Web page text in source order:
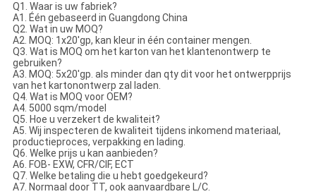
Q1. Waar is uw fabriek?
A1. Één gebaseerd in Guangdong China
Q2. Wat in uw MOQ?
A2. MOQ: 1x20'gp, kan kleur in één container mengen.
Q3. Wat is MOQ om het karton van het klantenontwerp te
gebruiken?
A3. MOQ: 5x20'gp. als minder dan qty dit voor het ontwerpprijs
van het kartonontwerp zal laden.
Q4. Wat is MOQ voor OEM?
A4. 5000 sqm/model
Q5. Hoe u verzekert de kwaliteit?
A5. Wij inspecteren de kwaliteit tijdens inkomend materiaal,
productieproces, verpakking en lading.
Q6. Welke prijs u kan aanbieden?
A6. FOB- EXW, CFR/CIF, ECT
Q7. Welke betaling die u hebt goedgekeurd?
A7. Normaal door TT, ook aanvaardbare L/C.